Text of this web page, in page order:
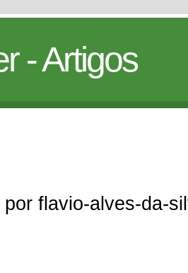
- Artigos
flavio-alves-da-